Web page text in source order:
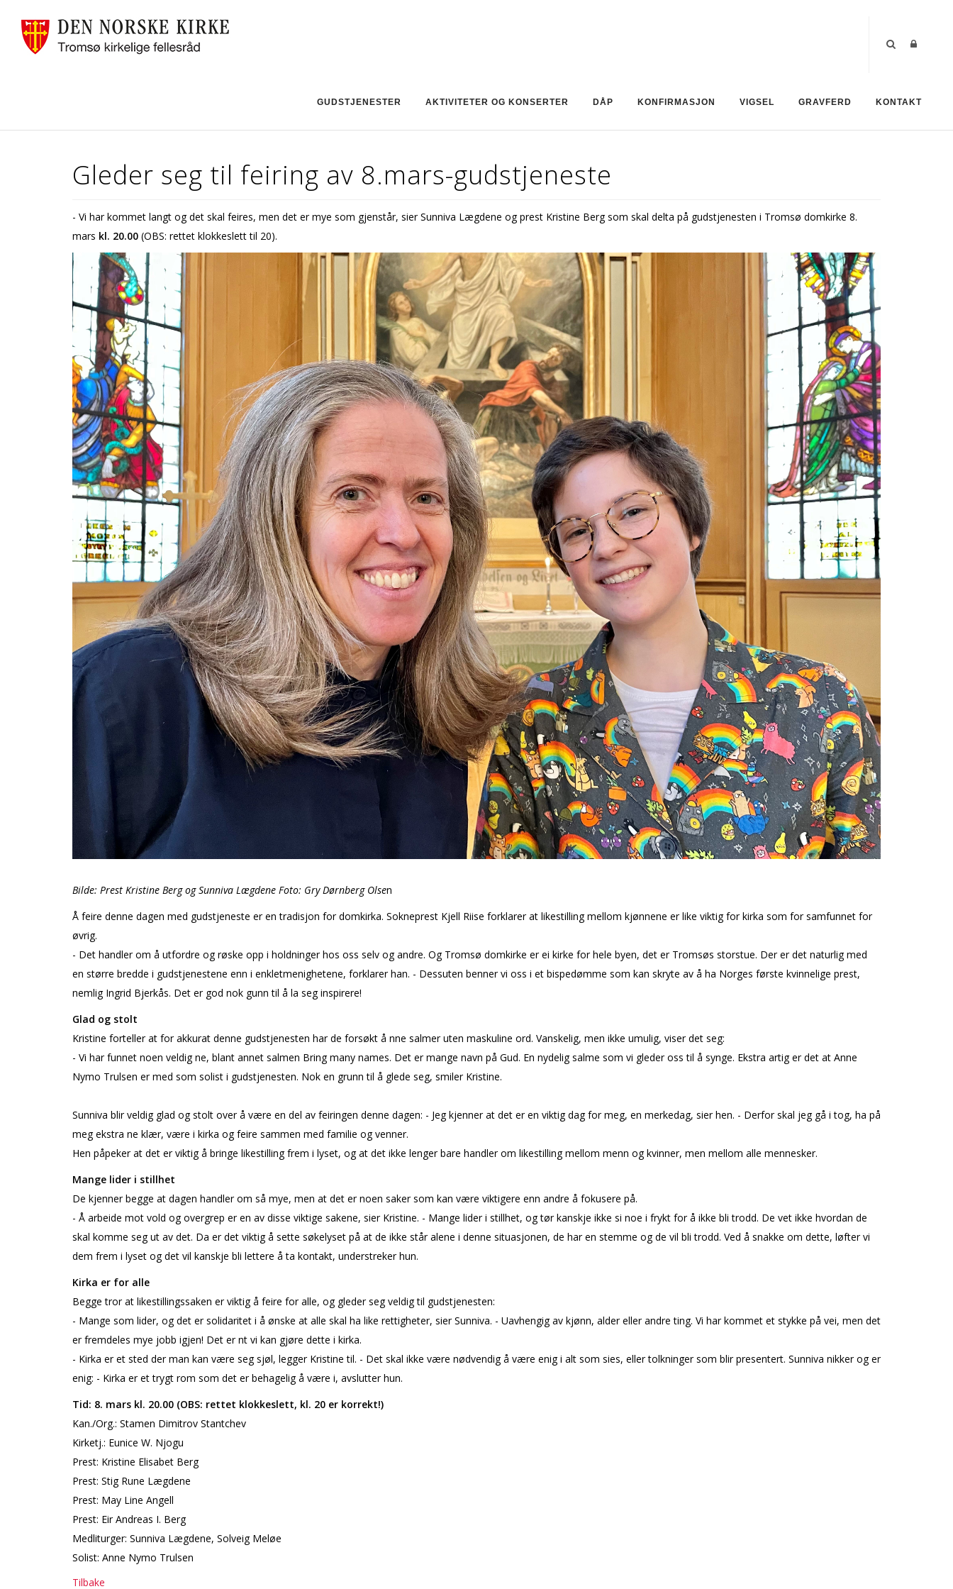
GUDSTJENESTER AKTIVITETER OG KONSERTER DÅP KONFIRMASJON VIGSEL GRAVFERD KONTAKT
Gleder seg til feiring av 8.mars-gudstjeneste
- Vi har kommet langt og det skal feires, men det er mye som gjenstår, sier Sunniva Lægdene og prest Kristine Berg som skal delta på gudstjenesten i Tromsø domkirke 8.
mars kl. 20.00 (OBS: rettet klokkeslett til 20).
Bilde: Prest Kristine Berg og Sunniva Lægdene Foto: Gry Dørnberg Olsen
Å feire denne dagen med gudstjeneste er en tradisjon for domkirka. Sokneprest Kjell Riise forklarer at likestilling mellom kjønnene er like viktig for kirka som for samfunnet for
øvrig.
- Det handler om å utfordre og røske opp i holdninger hos oss selv og andre. Og Tromsø domkirke er ei kirke for hele byen, det er Tromsøs storstue. Der er det naturlig med
en større bredde i gudstjenestene enn i enkletmenighetene, forklarer han. - Dessuten befinner vi oss i et bispedømme som kan skryte av å ha Norges første kvinnelige prest,
nemlig Ingrid Bjerkås. Det er god nok gunn til å la seg inspirere!
Glad og stolt
Kristine forteller at for akkurat denne gudstjenesten har de forsøkt å finne salmer uten maskuline ord. Vanskelig, men ikke umulig, viser det seg:
- Vi har funnet noen veldig fine, blant annet salmen Bring many names. Det er mange navn på Gud. En nydelig salme som vi gleder oss til å synge. Ekstra artig er det at Anne
Nymo Trulsen er med som solist i gudstjenesten. Nok en grunn til å glede seg, smiler Kristine.
Sunniva blir veldig glad og stolt over å være en del av feiringen denne dagen: - Jeg kjenner at det er en viktig dag for meg, en merkedag, sier hen. - Derfor skal jeg gå i tog, ha på
meg ekstra fine klær, være i kirka og feire sammen med familie og venner.
Hen påpeker at det er viktig å bringe likestilling frem i lyset, og at det ikke lenger bare handler om likestilling mellom menn og kvinner, men mellom alle mennesker.
Mange lider i stillhet
De kjenner begge at dagen handler om så mye, men at det er noen saker som kan være viktigere enn andre å fokusere på.
- Å arbeide mot vold og overgrep er en av disse viktige sakene, sier Kristine. - Mange lider i stillhet, og tør kanskje ikke si noe i frykt for å ikke bli trodd. De vet ikke hvordan de
skal komme seg ut av det. Da er det viktig å sette søkelyset på at de ikke står alene i denne situasjonen, de har en stemme og de vil bli trodd. Ved å snakke om dette, løfter vi
dem frem i lyset og det vil kanskje bli lettere å ta kontakt, understreker hun.
Kirka er for alle
Begge tror at likestillingssaken er viktig å feire for alle, og gleder seg veldig til gudstjenesten:
- Mange som lider, og det er solidaritet i å ønske at alle skal ha like rettigheter, sier Sunniva. - Uavhengig av kjønn, alder eller andre ting. Vi har kommet et stykke på vei, men det
er fremdeles mye jobb igjen! Det er fint vi kan gjøre dette i kirka.
- Kirka er et sted der man kan være seg sjøl, legger Kristine til. - Det skal ikke være nødvendig å være enig i alt som sies, eller tolkninger som blir presentert. Sunniva nikker og er
enig: - Kirka er et trygt rom som det er behagelig å være i, avslutter hun.
Tid: 8. mars kl. 20.00 (OBS: rettet klokkeslett, kl. 20 er korrekt!)
Kan./Org.: Stamen Dimitrov Stantchev
Kirketj.: Eunice W. Njogu
Prest: Kristine Elisabet Berg
Prest: Stig Rune Lægdene
Prest: May Line Angell
Prest: Eir Andreas I. Berg
Medliturger: Sunniva Lægdene, Solveig Meløe
Solist: Anne Nymo Trulsen
Tilbake